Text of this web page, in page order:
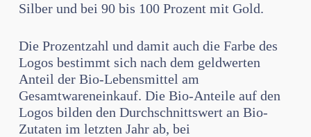
Silber und bei 90 bis 100 Prozent mit Gold.
Die Prozentzahl und damit auch die Farbe des
Logos bestimmt sich nach dem geldwerten
Anteil der Bio-Lebensmittel am
Gesamtwareneinkauf. Die Bio-Anteile auf den
Logos bilden den Durchschnittswert an Bio-
Zutaten im letzten Jahr ab, bei